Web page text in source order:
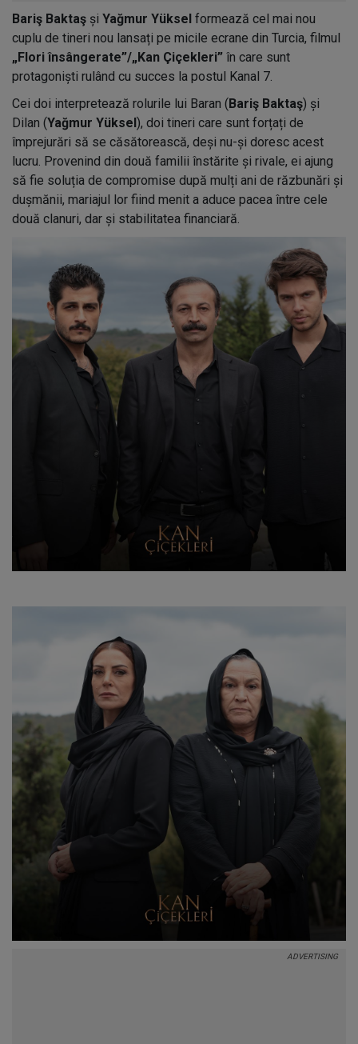
Bariş Baktaş și Yağmur Yüksel formează cel mai nou
cuplu de tineri nou lansați pe micile ecrane din Turcia, filmul
„Flori însângerate”/„Kan Çiçekleri” în care sunt
protagoniști rulând cu succes la postul Kanal 7.
Cei doi interpretează rolurile lui Baran ( Bariş Baktaş) și
Dilan (Yağmur Yüksel ), doi tineri care sunt forțați de
împrejurări să se căsătorească, deși nu-și doresc acest
lucru. Provenind din două familii înstărite și rivale, ei ajung
să fie soluția de compromise după mulți ani de răzbunări și
dușmănii, mariajul lor fiind menit a aduce pacea între cele
două clanuri, dar și stabilitatea financiară.